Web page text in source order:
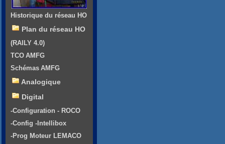
Historique du réseau HO
Plan du réseau HO
(RAILY 4.0)
TCO AMFG
Schémas AMFG
Analogique
Digital
-Configuration - ROCO
-Config -Intellibox
-Prog Moteur LEMACO